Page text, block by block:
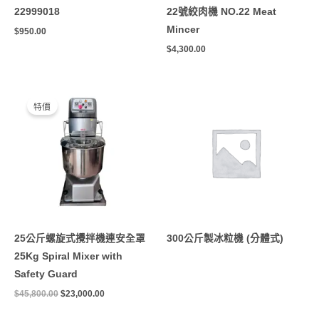
22999018
$950.00
22號絞肉機 NO.22 Meat
Mincer
$4,300.00
特價
25公斤螺旋式攪拌機連安全罩
25Kg Spiral Mixer with
Safety Guard
$45,800.00
格：
$45,800.00。
$23,000.00
300公斤製冰粒機 (分體式)